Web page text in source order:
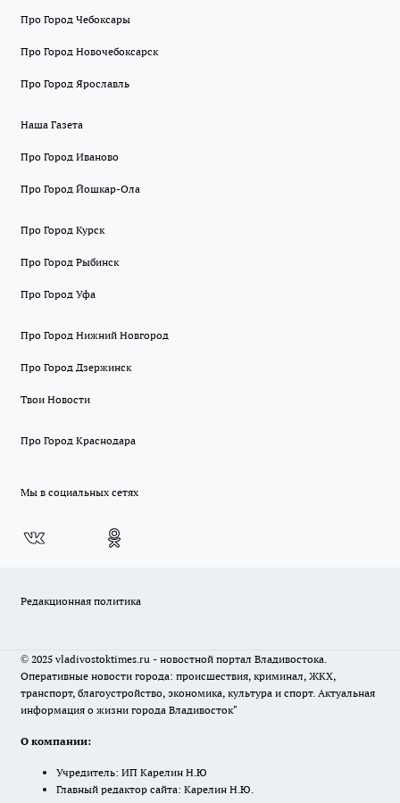
Про Город Чебоксары
Про Город Новочебоксарск
Про Город Ярославль
Наша Газета
Про Город Иваново
Про Город Йошкар-Ола
Про Город Курск
Про Город Рыбинск
Про Город Уфа
Про Город Нижний Новгород
Про Город Дзержинск
Твои Новости
Про Город Краснодара
Мы в социальных сетях
Редакционная политика
© 2025 vladivostoktimes.ru - новостной портал Владивостока.
Оперативные новости города: происшествия, криминал, ЖКХ,
транспорт, благоустройство, экономика, культура и спорт. Актуальная
информация о жизни города Владивосток"
О компании:
Учредитель: ИП Карелин Н.Ю
Главный редактор сайта: Карелин Н.Ю.